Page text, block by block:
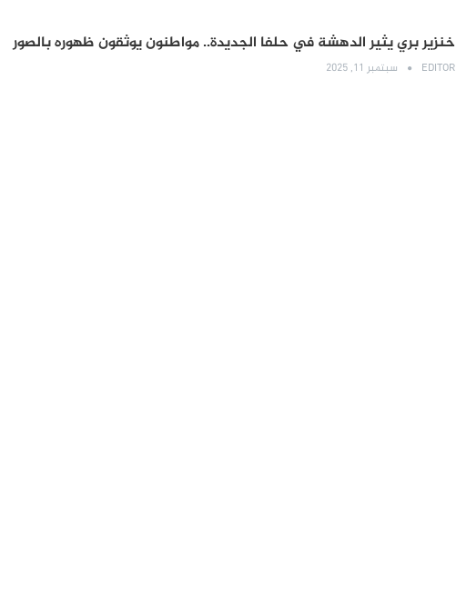
خنزير بري يثير الدهشة في حلفا الجديدة.. مواطنون يوثقون ظهوره بالصور
EDITOR سبتمبر 11, 2025